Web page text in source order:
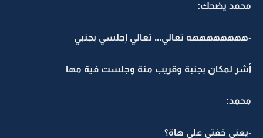
محمد يضحك:
-ههههههههه تعالي... تعالي إجلسي بجنبي
أشر لمكان بجنبة وقريب منة وجلست فية مها
محمد:
-يعني خفتي علي هاة؟